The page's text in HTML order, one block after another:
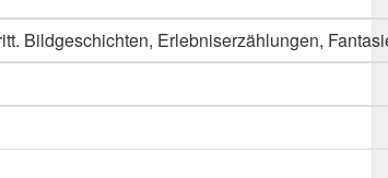
Bildgeschichten, Erlebniserzählungen,